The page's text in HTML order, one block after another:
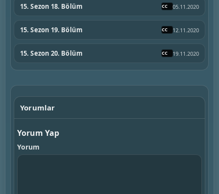
15. Sezon 18. Bölüm 05.11.2020
15. Sezon 19. Bölüm 12.11.2020
15. Sezon 20. Bölüm 19.11.2020
Yorumlar
Yorum Yap
Yorum